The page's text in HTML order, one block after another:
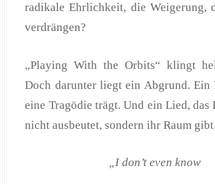
radikale Ehrlichkeit, die Weigerung,
verdrängen?
„Playing With the Orbits“ klingt
Doch darunter liegt ein Abgrund. Ein
eine Tragödie trägt. Und ein Lied, das
nicht ausbeutet, sondern ihr Raum gibt.
„I don’t even know